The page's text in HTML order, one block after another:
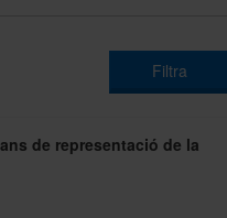
Filtra
de representació de la